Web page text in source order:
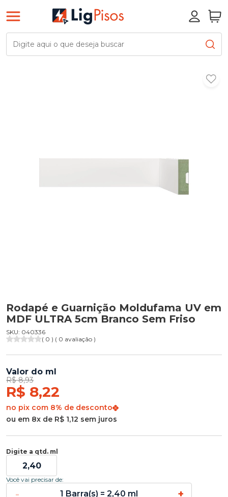
Rodapé e Guarnição Moldufama UV em
MDF ULTRA 5cm Branco Sem Friso
SKU: 040336
( 0 ) ( 0 avaliação )
Valor do ml
R$ 8,93
R$ 8,22
no pix com 8% de desconto
ou em 8x de R$ 1,12 sem juros
Digite a qtd. ml
Você vai precisar de:
- 1 Barra(s) = 2,40 ml +